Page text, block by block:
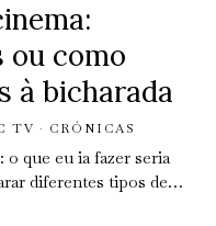
ou como
à bicharada
TV · CRÓNICAS
o que eu ia fazer seria
diferentes tipos de…